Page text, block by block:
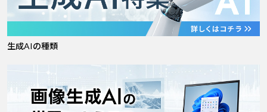
生成AIの種類